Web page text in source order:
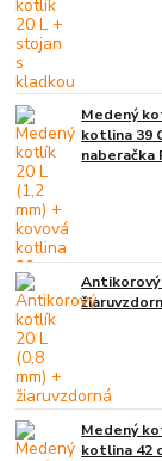
Medený
kotlina 39
naberačka
Antikorový
Medený
kotlina 42